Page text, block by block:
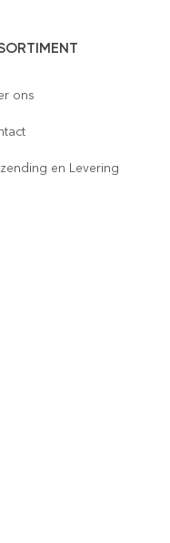
ons
en Levering